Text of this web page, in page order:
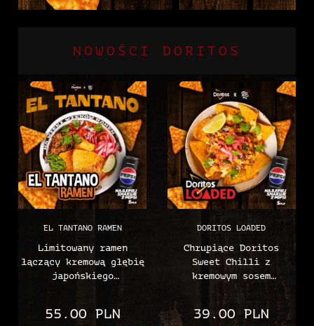
NOWOŚCI DORITOS
EL TANTANO RAMEN
Limitowany ramen
łączący kremową głębię
japońskiego
świeżością kuchni
55.00 PLN
DORITOS LOADED
Chrupiące Doritos
Sweet Chilli z
kremowym sosem
serowym, soczystą
szarpaną wieprzowiną,
świeżą salsą,
39.00 PLN